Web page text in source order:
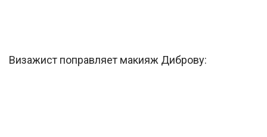
Визажист поправляет макияж Диброву: